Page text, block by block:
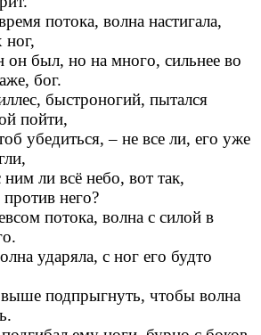
потока, волна настигала,
он был, но на много, сильнее во
бог.
быстроногий, пытался
пойти,
убедиться, – не все ли, его уже
ли всё небо, вот так,
него?
потока, волна с силой в
ударяла, c ног его будто
подпрыгнуть, чтобы волна